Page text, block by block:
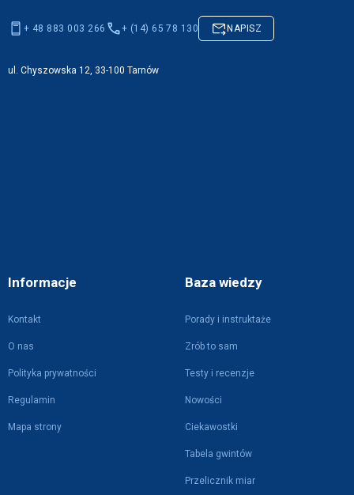
Informacje
Kontakt
O nas
Polityka prywatności
Regulamin
Mapa strony
Baza wiedzy
Porady i instruktaże
Zrób to sam
Testy i recenzje
Nowości
Ciekawostki
Tabela gwintów
Przelicznik miar
+ 48 883 003 266 + (14) 65 78 130 NAPISZ
ul. Chyszowska 12, 33-100 Tarnów